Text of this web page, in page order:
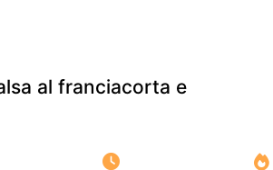
al franciacorta e